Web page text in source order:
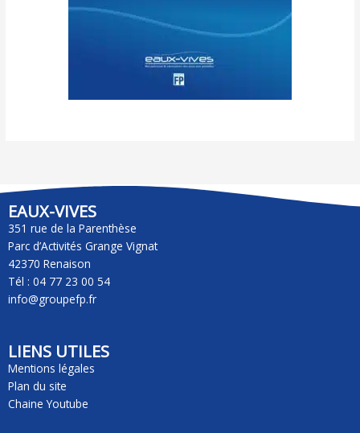
EAUX-VIVES
351 rue de la Parenthèse
Parc d’Activités Grange Vignat
42370 Renaison
Tél : 04 77 23 00 54
info@groupefp.fr
LIENS UTILES
Mentions légales
Plan du site
Chaine Youtube